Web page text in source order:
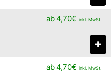
ab 4,70€ inkl. MwSt.
✚
ab 4,70€ inkl. MwSt.